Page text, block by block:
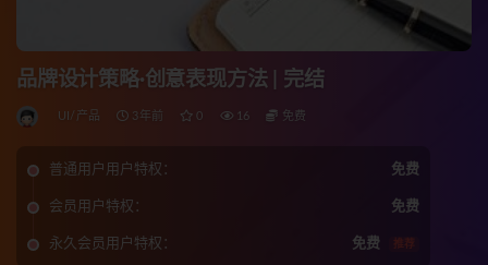
品牌设计策略·创意表现方法 | 完结
UI/产品 3年前 0 16 免费
普通用户用户特权： 免费
会员用户特权： 免费
永久会员用户特权： 免费 推荐